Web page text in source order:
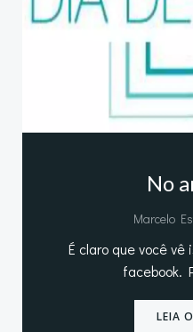
No
Marcelo
É claro que você
facebook.
LEIA